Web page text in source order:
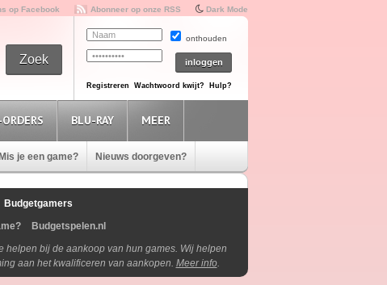
op Facebook Abonneer op onze RSS Dark Mode
onthouden
Registreren Wachtwoord kwijt? Hulp?
BLU-RAY MEER
Mis je een game? Nieuws doorgeven?
Budgetgamers
Budgetspelen.nl
helpen bij de aankoop van hun games. Wij helpen
aan het kwalificeren van aankopen. Meer info.